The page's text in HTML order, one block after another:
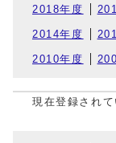
2018年度
2014年度
2010年度
現在登録されて